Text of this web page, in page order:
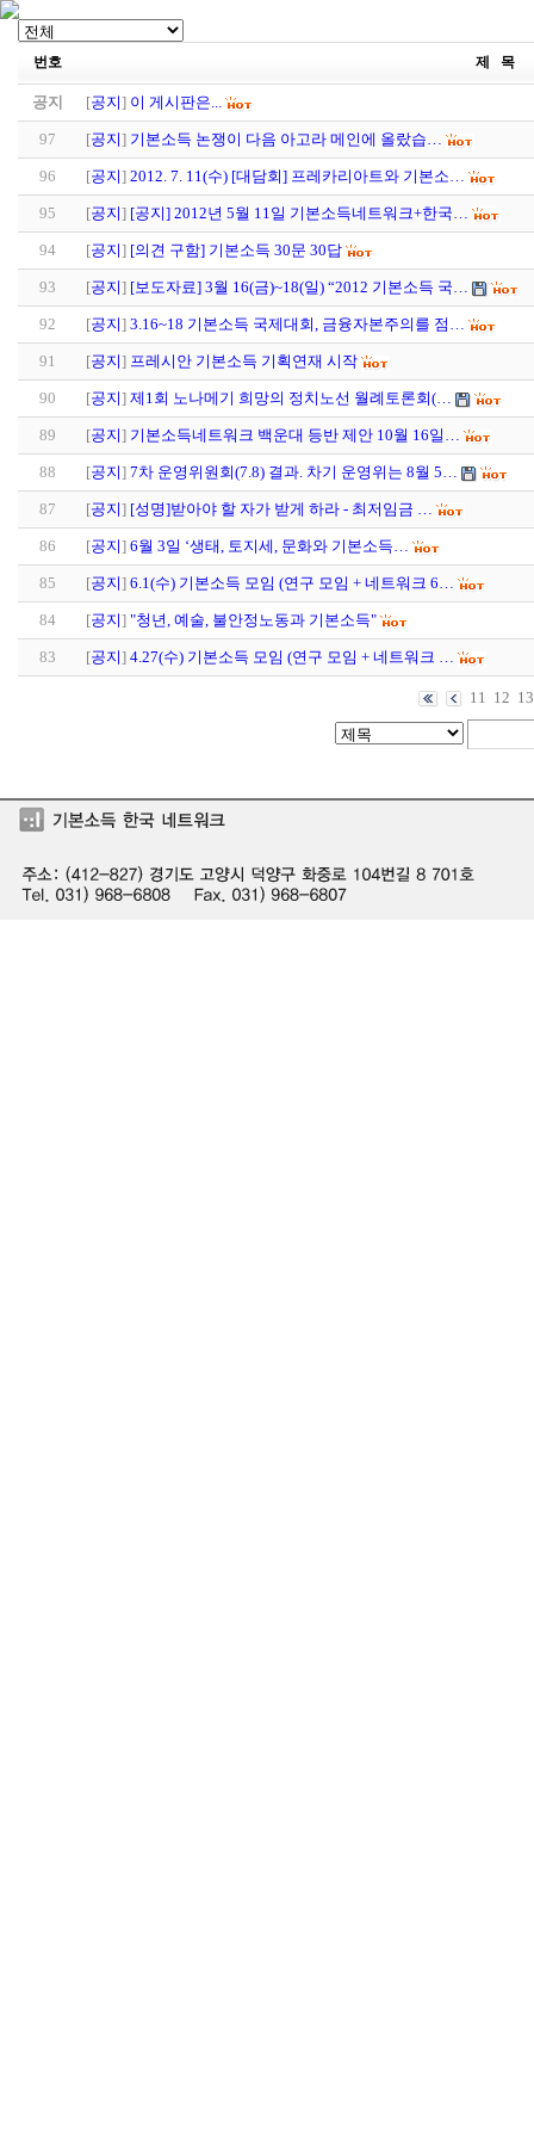
번호 제 목
공지 [공지] 이 게시판은...
97 [공지] 기본소득 논쟁이 다음 아고라 메인에 올랐습…
96 [공지] 2012. 7. 11(수) [대담회] 프레카리아트와 기본소…
95 [공지] [공지] 2012년 5월 11일 기본소득네트워크+한국…
94 [공지] [의견 구함] 기본소득 30문 30답
93 [공지] [보도자료] 3월 16(금)~18(일) “2012 기본소득 국…
92 [공지] 3.16~18 기본소득 국제대회, 금융자본주의를 점…
91 [공지] 프레시안 기본소득 기획연재 시작
90 [공지] 제1회 노나메기 희망의 정치노선 월례토론회(…
89 [공지] 기본소득네트워크 백운대 등반 제안 10월 16일…
88 [공지] 7차 운영위원회(7.8) 결과. 차기 운영위는 8월 5…
87 [공지] [성명]받아야 할 자가 받게 하라 - 최저임금 …
86 [공지] 6월 3일 ‘생태, 토지세, 문화와 기본소득…
85 [공지] 6.1(수) 기본소득 모임 (연구 모임 + 네트워크 6…
84 [공지] "청년, 예술, 불안정노동과 기본소득"
83 [공지] 4.27(수) 기본소득 모임 (연구 모임 + 네트워크 …
11 12 13